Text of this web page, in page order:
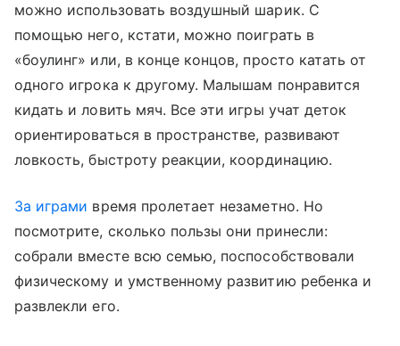
можно использовать воздушный шарик. С
помощью него, кстати, можно поиграть в
«боулинг» или, в конце концов, просто катать от
одного игрока к другому. Малышам понравится
кидать и ловить мяч. Все эти игры учат деток
ориентироваться в пространстве, развивают
ловкость, быстроту реакции, координацию.
За играми время пролетает незаметно. Но
посмотрите, сколько пользы они принесли:
собрали вместе всю семью, поспособствовали
физическому и умственному развитию ребенка и
развлекли его.